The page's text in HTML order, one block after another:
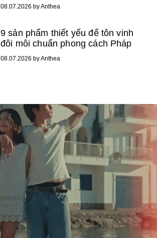
08.07.2026 by Anthea
9 sản phẩm thiết yếu để tôn vinh
đôi môi chuẩn phong cách Pháp
08.07.2026 by Anthea